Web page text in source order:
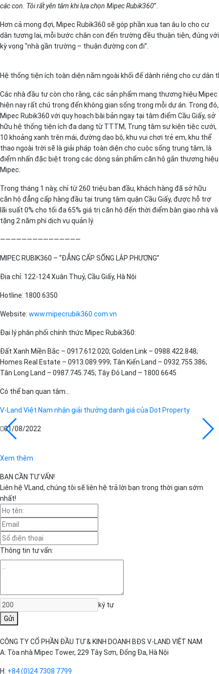
các con. Tôi rất yên tâm khi lựa chọn Mipec Rubik360”.
Hơn cả mong đợi, Mipec Rubik360 sẽ góp phần xua tan âu lo cho cư
dân tương lai, mỗi bước chân con đến trường đều thuận tiện, đúng với
kỳ vọng “nhà gần trường – thuận đường con đi”.
Hệ thống tiện ích toàn diện nằm ngoài khối đế dành riêng cho cư dân
Các nhà đầu tư còn cho rằng, các sản phẩm mang thương hiệu Mipec
hiện nay rất chú trọng đến không gian sống trong mỗi dự án. Trong đó,
Mipec Rubik360 với quy hoạch bài bản ngay tại tâm điểm Cầu Giấy, sở
hữu hệ thống tiện ích đa dạng từ TTTM, Trung tâm sự kiện tiệc cưới,
10 khoảng xanh trên mái, đường dạo bộ, khu vui chơi trẻ em, khu thể
thao ngoài trời sẽ là giải pháp toàn diện cho cuộc sống trung tâm, là
điểm nhấn đặc biệt trong các dòng sản phẩm căn hộ gắn thương hiệu
Mipec.
Trong tháng 1 này, chỉ từ 260 triệu ban đầu, khách hàng đã sở hữu
căn hộ đẳng cấp hàng đầu tại trung tâm quận Cầu Giấy, được hỗ trợ
lãi suất 0% cho tối đa 65% giá trị căn hộ đến thời điểm bàn giao nhà và
tặng 2 năm phí dịch vụ quản lý.
———————————————
MIPEC RUBIK360 – “ĐẲNG CẤP SỐNG LẬP PHƯƠNG”
Địa chỉ: 122-124 Xuân Thuỷ, Cầu Giấy, Hà Nội
Hotline: 1800 6350
Website: www.mipecrubik360.com.vn
Đại lý phân phối chính thức Mipec Rubik360:
Đất Xanh Miền Bắc – 0917.612.020; Golden Link – 0988.422.848;
Homes Real Estate – 0913.089.999; Tân Kiến Land – 0932.755.386;
Tân Long Land – 0987.745.745; Tây Đô Land – 1800 6645
Có thể bạn quan tâm...
V-Land Việt Nam nhận giải thưởng danh giá của Dot Property
01/08/2022
Xem thêm
BẠN CẦN TƯ VẤN!
Liên hệ VLand, chúng tôi sẽ liên hệ trả lời bạn trong thời gian sớm
nhất!
Thông tin tư vấn:
ký tự
Gửi
CÔNG TY CỔ PHẦN ĐẦU TƯ & KINH DOANH BĐS V-LAND VIỆT NAM
A: Tòa nhà Mipec Tower, 229 Tây Sơn, Đống Đa, Hà Nội
H: +84 (0)24 7308 7799